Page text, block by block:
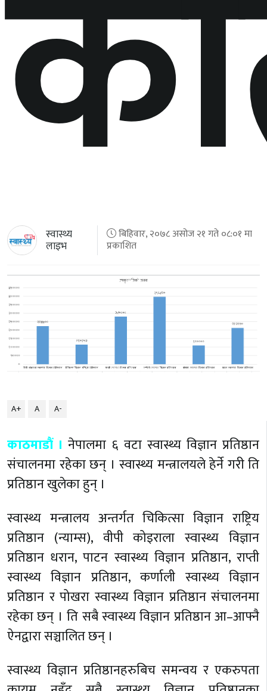
स्वास्थ्य
लाइभ
बिहिवार, २०७८ असोज २१ गते ०८:०१ मा
प्रकाशित
A+ A A-
काठमाडौं । नेपालमा ६ वटा स्वास्थ्य विज्ञान प्रतिष्ठान
संचालनमा रहेका छन् । स्वास्थ्य मन्त्रालयले हेर्ने गरी ति
प्रतिष्ठान खुलेका हुन् ।
स्वास्थ्य मन्त्रालय अन्तर्गत चिकित्सा विज्ञान राष्ट्रिय
प्रतिष्ठान (न्याम्स), वीपी कोइराला स्वास्थ्य विज्ञान
प्रतिष्ठान धरान, पाटन स्वास्थ्य विज्ञान प्रतिष्ठान, राप्ती
स्वास्थ्य विज्ञान प्रतिष्ठान, कर्णाली स्वास्थ्य विज्ञान
प्रतिष्ठान र पोखरा स्वास्थ्य विज्ञान प्रतिष्ठान संचालनमा
रहेका छन् । ति सबै स्वास्थ्य विज्ञान प्रतिष्ठान आ–आफ्नै
ऐनद्वारा सञ्चालित छन् ।
स्वास्थ्य विज्ञान प्रतिष्ठानहरुबिच समन्वय र एकरुपता